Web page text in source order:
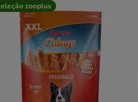
zooplus